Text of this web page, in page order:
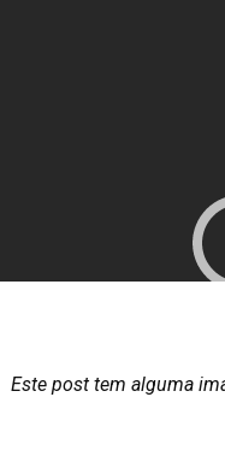
Este post tem alguma